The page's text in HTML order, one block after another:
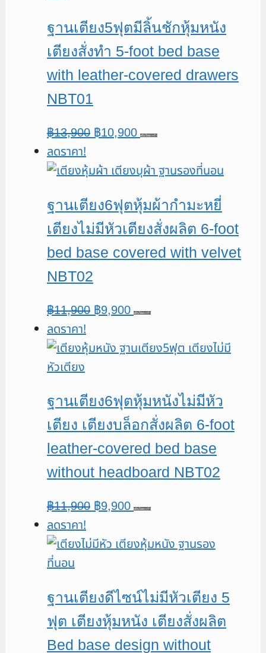
ฐานเตียง5ฟุตมีลิ้นชักหุ้มหนัง
เตียงสั่งทำ 5-foot bed base
with leather-covered drawers
NBT01
฿13,900 Original
was:
฿10,900Current
is:
หยิบใส่ตะกร้า
ลดราคา!
ฐานเตียง6ฟุตหุ้มผ้ากำมะหยี่
เตียงไม่มีหัวเตียงสั่งผลิต 6-foot
bed base covered with velvet
NBT02
฿11,900 Original
was:
฿9,900Current
is:
หยิบใส่ตะกร้า
ลดราคา!
ฐานเตียง6ฟุตหุ้มหนังไม่มีหัว
เตียง เตียงบล็อกสั่งผลิต 6-foot
leather-covered bed base
without headboard NBT02
฿11,900 Original
was:
฿9,900Current
is:
หยิบใส่ตะกร้า
ลดราคา!
ฐานเตียงดีไซน์ไม่มีหัวเตียง 5
ฟุต เตียงหุ้มหนัง เตียงสั่งผลิต
Bed base design without